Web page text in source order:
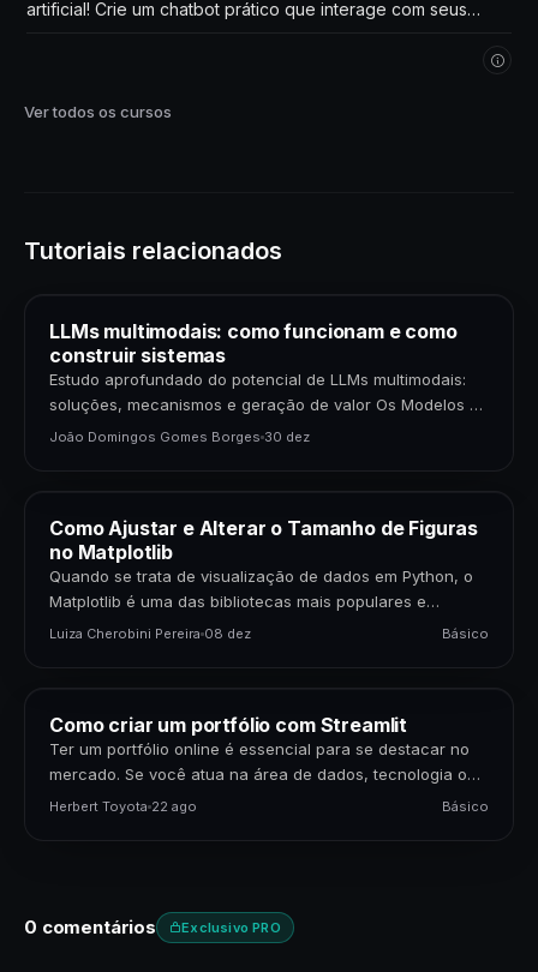
artificial! Crie um chatbot prático que interage com seus
Ver todos os cursos
Tutoriais relacionados
LLMs multimodais: como funcionam e como
construir sistemas
Estudo aprofundado do potencial de LLMs multimodais:
soluções, mecanismos e geração de valor Os Modelos de
Linguagem de Grande Porte (LLMs) multimodais
João Domingos Gomes Borges 30 dez
Como Ajustar e Alterar o Tamanho de Figuras
no Matplotlib
Quando se trata de visualização de dados em Python, o
Matplotlib é uma das bibliotecas mais populares e
poderosas disponíveis. Para cientistas de dados,…
Luiza Cherobini Pereira 08 dez Básico
Como criar um portfólio com Streamlit
Ter um portfólio online é essencial para se destacar no
mercado. Se você atua na área de dados, tecnologia ou
negócios, apresentar seus projetos…
Herbert Toyota 22 ago Básico
0 comentários Exclusivo PRO